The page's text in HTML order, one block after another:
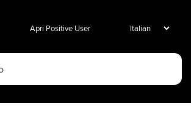
Apri Positive User